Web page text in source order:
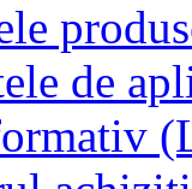
de